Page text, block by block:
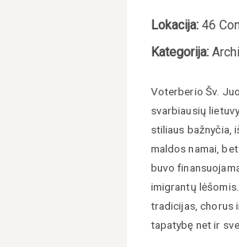
Lokacija:46
Kategorija:
Voterberio Šv.
svarbiausių
stiliaus bažnyčia,
maldos namai,
buvo
imigrantų
tradicijas, chorus
tapatybę net ir